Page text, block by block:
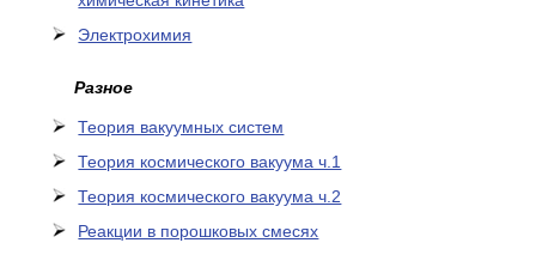
Электрохимия
Разное
Теория вакуумных систем
Теория космического вакуума ч.1
Теория космического вакуума ч.2
Реакции в порошковых смесях